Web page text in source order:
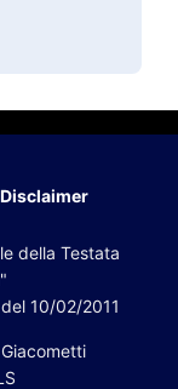
Disclaimer
della Testata
10/02/2011